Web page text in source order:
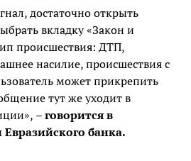
достаточно открыть
вкладку «Закон и
происшествия: ДТП,
насилие, происшествия с
может прикрепить
тут же уходит в
– говорится в
банка.